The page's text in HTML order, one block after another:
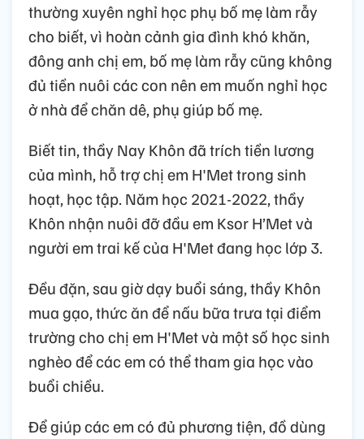
thường xuyên nghỉ học phụ bố mẹ làm rẫy
cho biết, vì hoàn cảnh gia đình khó khăn,
đông anh chị em, bố mẹ làm rẫy cũng không
đủ tiền nuôi các con nên em muốn nghỉ học
ở nhà để chăn dê, phụ giúp bố mẹ.
Biết tin, thầy Nay Khôn đã trích tiền lương
của mình, hỗ trợ chị em H'Met trong sinh
hoạt, học tập. Năm học 2021-2022, thầy
Khôn nhận nuôi đỡ đầu em Ksor H’Met và
người em trai kế của H'Met đang học lớp 3.
Đều đặn, sau giờ dạy buổi sáng, thầy Khôn
mua gạo, thức ăn để nấu bữa trưa tại điểm
trường cho chị em H'Met và một số học sinh
nghèo để các em có thể tham gia học vào
buổi chiều.
Để giúp các em có đủ phương tiện, đồ dùng